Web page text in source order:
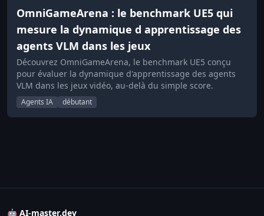
OmniGameArena : le benchmark UE5 qui
mesure la dynamique d apprentissage des
agents VLM dans les jeux
Découvrez OmniGameArena, le benchmark UE5 conçu
pour évaluer la dynamique d'apprentissage des agents
VLM dans les jeux vidéo, au-delà du simple score.
Agents IA débutant
🤖 AI-master.dev